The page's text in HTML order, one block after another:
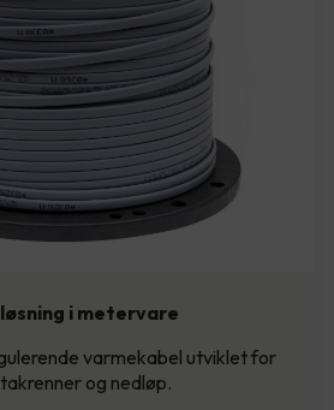
i metervare
varmekabel utviklet for
og nedløp.